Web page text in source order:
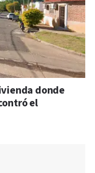
donde
el